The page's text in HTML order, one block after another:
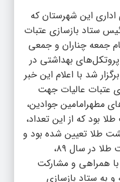
این شهرستان که
ستاد بازسازی عتبات
جمعه چناران و جمعی
بهداشتی در
شد با اعلام این خبر
عتبات عالیات جهت
مطهرامامین جوادین،
هزار خشت طلا بود که از این تعداد،
چناران نیز ۲۰۰ خشت طلا تعیین شده بود و
با توجه به این‌‌که قیمت هر خشت طلا در سال ۸۹،
همراهی و مشارکت
تهیه و به ستاد بازسازی